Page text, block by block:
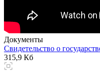
Документы
Свидетельство о
315,9 Кб